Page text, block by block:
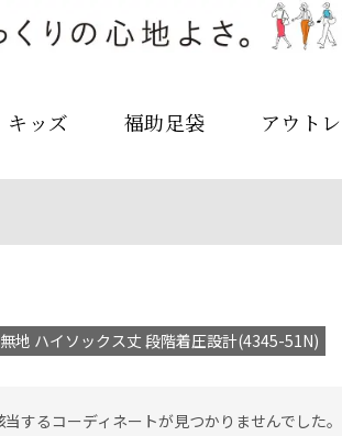
キッズ 福助足袋 アウト
地 ハイソックス丈 段階着圧設計(4345-51N)
当するコーディネートが見つかりませんでした